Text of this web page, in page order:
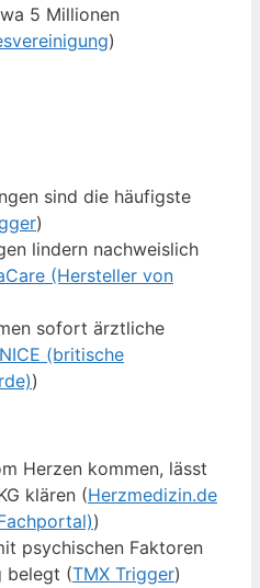
5 Millionen
)
sind die häufigste
)
lindern nachweislich
(Hersteller von
sofort ärztliche
NICE (britische
)
Herzen kommen, lässt
klären (Herzmedizin.de
)
psychischen Faktoren
belegt (TMX Trigger)